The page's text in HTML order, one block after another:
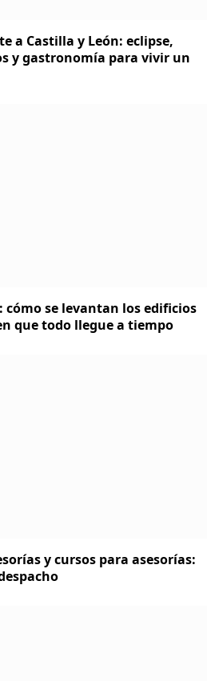
a Castilla y León: eclipse,
y gastronomía para vivir un
cómo se levantan los edificios
que todo llegue a tiempo
y cursos para asesorías: